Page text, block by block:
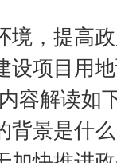
境，提高
设项目用
容解读如
背景是什